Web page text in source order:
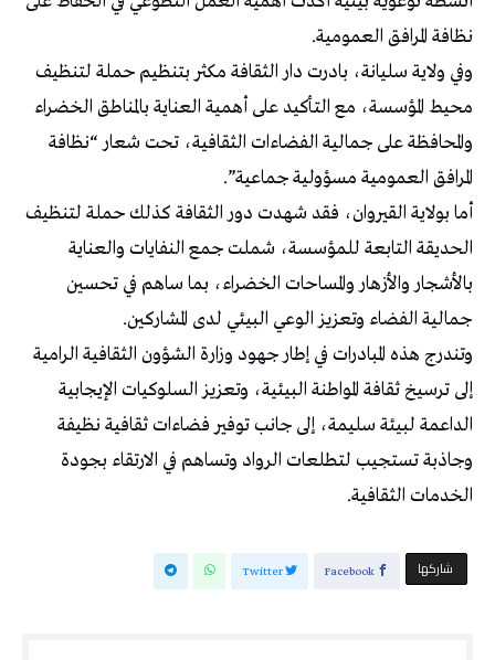
نظافة المرافق العمومية.
وفي ولاية سليانة، بادرت دار الثقافة مكثر بتنظيم حملة لتنظيف
محيط المؤسسة، مع التأكيد على أهمية العناية بالمناطق الخضراء
والمحافظة على جمالية الفضاءات الثقافية، تحت شعار “نظافة
المرافق العمومية مسؤولية جماعية”.
أما بولاية القيروان، فقد شهدت دور الثقافة كذلك حملة لتنظيف
الحديقة التابعة للمؤسسة، شملت جمع النفايات والعناية
بالأشجار والأزهار والمساحات الخضراء، بما ساهم في تحسين
جمالية الفضاء وتعزيز الوعي البيئي لدى المشاركين.
وتندرج هذه المبادرات في إطار جهود وزارة الشؤون الثقافية الرامية
إلى ترسيخ ثقافة المواطنة البيئية، وتعزيز السلوكيات الإيجابية
الداعمة لبيئة سليمة، إلى جانب توفير فضاءات ثقافية نظيفة
وجاذبة تستجيب لتطلعات الرواد وتساهم في الارتقاء بجودة
الخدمات الثقافية.
‫‫ شاركها‬ Facebook
Twitter